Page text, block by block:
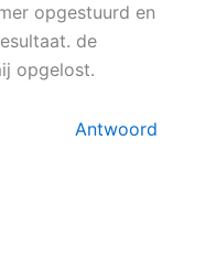
opgestuurd en
de
opgelost.
Antwoord